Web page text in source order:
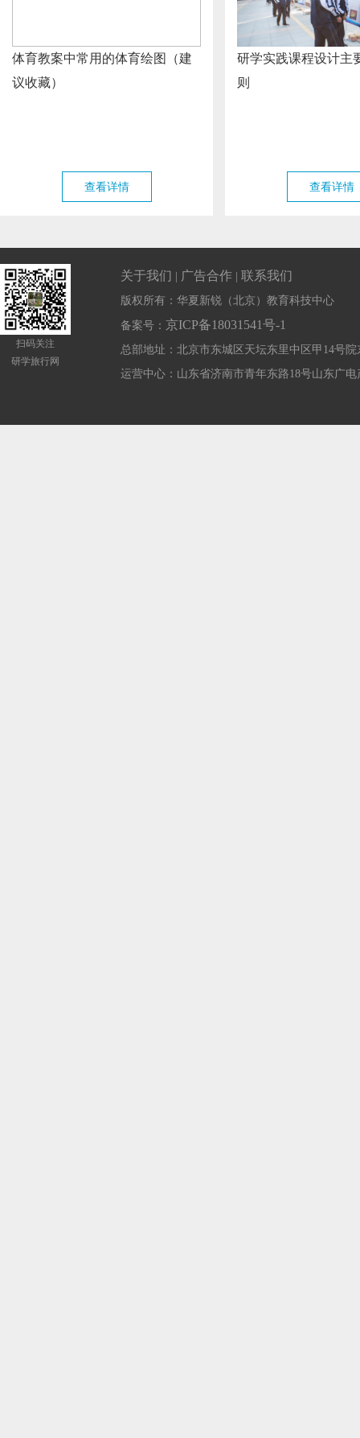
体育教案中常用的体育绘图（建
议收藏）
查看详情
研学实践课程设计主
则
查看详情
扫码关注
研学旅行网
关于我们 广告合作 联系我们
版权所有：华夏新锐（北京）教育科技中心
备案号： 京ICP备18031541号-1
总部地址：北京市东城区天坛东里中区甲14号院
运营中心：山东省济南市青年东路18号山东广电